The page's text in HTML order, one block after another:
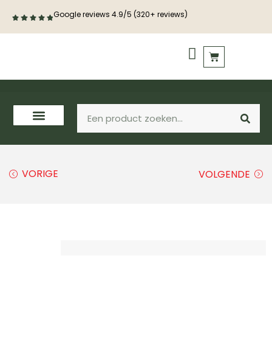
Google reviews 4.9/5 (320+ reviews)
VORIGE VOLGENDE